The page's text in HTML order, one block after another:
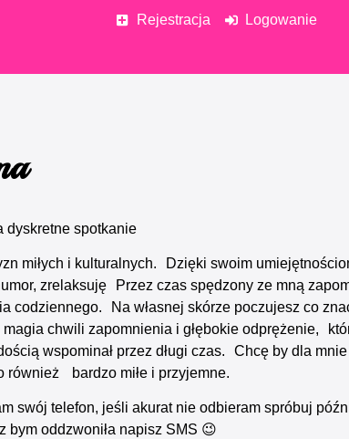
Rejestracja Logowanie
dyskretne spotkanie
miłych i kulturalnych. Dzięki swoim
zrelaksuję Przez czas spędzony ze mną
codziennego. Na własnej skórze poczujesz co
magia chwili zapomnienia i głębokie odprężenie,
wspominał przez długi czas. Chcę by dla mnie
również bardzo miłe i przyjemne.
swój telefon, jeśli akurat nie odbieram spróbuj
bym oddzwoniła napisz SMS 😉